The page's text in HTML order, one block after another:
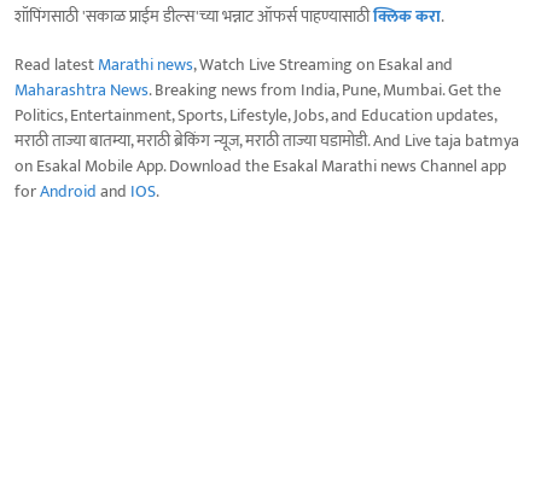
शॉपिंगसाठी 'सकाळ प्राईम डील्स'च्या भन्नाट ऑफर्स पाहण्यासाठीक्लिक करा.
Read latestMarathi news, Watch Live Streaming on Esakal and
Maharashtra News. Breaking news from India, Pune, Mumbai. Get the
Politics, Entertainment, Sports, Lifestyle, Jobs, and Education updates,
मराठी ताज्या बातम्या, मराठी ब्रेकिंग न्यूज, मराठी ताज्या घडामोडी. And Live taja batmya
on Esakal Mobile App. Download the Esakal Marathi news Channel app
forAndroidand IOS.